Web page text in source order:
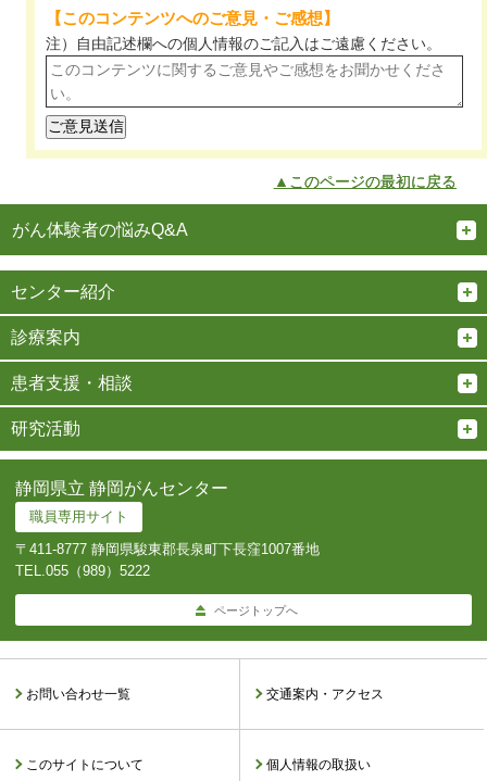
【このコンテンツへのご意見・ご感想】
注）自由記述欄への個人情報のご記入はご遠慮ください。
▲このページの最初に戻る
がん体験者の悩みQ&A
センター紹介
診療案内
患者支援・相談
研究活動
静岡県立 静岡がんセンター
職員専用サイト
〒411-8777 静岡県駿東郡長泉町下長窪1007番地
TEL.055（989）5222
ページトップへ
お問い合わせ一覧 交通案内・アクセス
このサイトについて 個人情報の取扱い